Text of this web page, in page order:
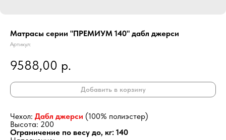
Матрасы серии "ПРЕМИУМ 140" дабл джерси
Артикул:
9588,00 р.
Добавить в корзину
Чехол: Дабл джерси (100% полиэстер)
Высота: 200
Ограничение по весу до, кг: 140